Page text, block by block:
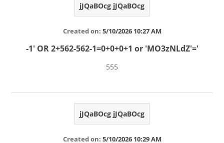
jJQaBOcg jJQaBOcg
Created on: 5/10/2026 10:27 AM
-1' OR 2+562-562-1=0+0+0+1 or 'MO3zNLdZ'='
555
jJQaBOcg jJQaBOcg
Created on: 5/10/2026 10:29 AM